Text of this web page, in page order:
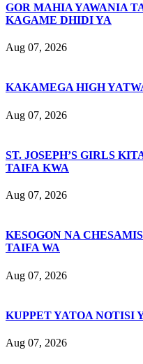
GOR MAHIA YAWANIA
KAGAME DHIDI YA
Aug 07, 2026
KAKAMEGA HIGH
Aug 07, 2026
ST. JOSEPH’S GIRLS
TAIFA KWA
Aug 07, 2026
KESOGON NA
TAIFA WA
Aug 07, 2026
KUPPET YATOA NOTISI
Aug 07, 2026